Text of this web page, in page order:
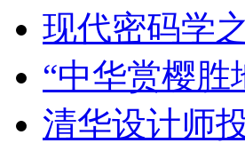
现代密码学
“中华赏樱胜
清华设计师